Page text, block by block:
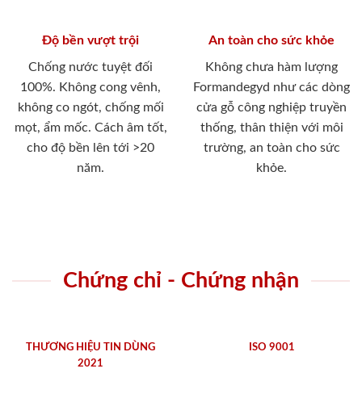
Độ bền vượt trội
Chống nước tuyệt đối
100%. Không cong vênh,
không co ngót, chống mối
mọt, ẩm mốc. Cách âm tốt,
cho độ bền lên tới >20
năm.
An toàn cho sức khỏe
Không chưa hàm lượng
Formandegyd như các dòng
cửa gỗ công nghiệp truyền
thống, thân thiện với môi
trường, an toàn cho sức
khỏe.
Chứng chỉ - Chứng nhận
THƯƠNG HIỆU TIN DÙNG
2021
ISO 9001